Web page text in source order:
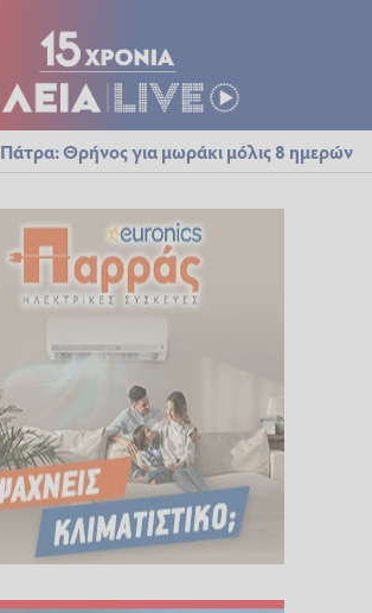
Πάτρα: Θρήνος για μωράκι μόλις 8 ημερών